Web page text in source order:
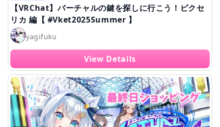
【VRChat】バーチャルの鍵を探しに行こう！ピクセ
リカ 編【 #Vket2025Summer 】
yagifuku
View Details